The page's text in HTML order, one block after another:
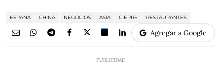
ESPAÑA CHINA NEGOCIOS ASIA CIERRE RESTAURANTES
Agregar a Google